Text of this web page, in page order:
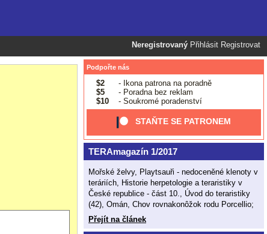
Neregistrovaný Přihlásit Registrovat
Podpořte nás
$2
- Ikona patrona na poradně
$5
- Poradna bez reklam
$10
- Soukromé poradenství
STAŇTE SE PATRONEM
TERAmagazín 1/2017
Mořské želvy, Playtsauři - nedoceněné klenoty v
teráriích, Historie herpetologie a teraristiky v
České republice - část 10., Úvod do teraristiky
(42), Omán, Chov rovnakonôžok rodu Porcellio;
Přejít na článek